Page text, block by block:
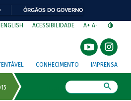
ÓRGÃOS DO GOVERNO
ENGLISH ACESSIBILIDADE A+ A-
CONHECIMENTO IMPRENSA